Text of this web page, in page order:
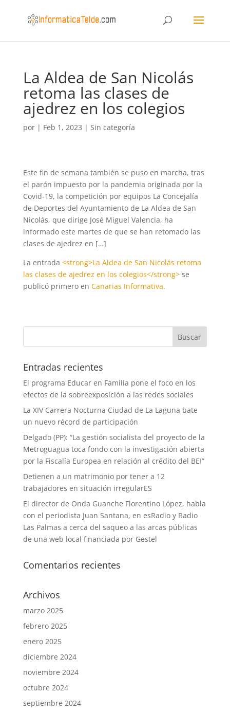
La Aldea de San Nicolás
retoma las clases de
ajedrez en los colegios
por | Feb 1, 2023 | Sin categoría
Este fin de semana también se puso en marcha, tras
el parón impuesto por la pandemia originada por la
Covid-19, la competición por equipos La Concejalía
de Deportes del Ayuntamiento de La Aldea de San
Nicolás, que dirige José Miguel Valencia, ha
informado este martes de que se han retomado las
clases de ajedrez en […]
La entrada <strong>La Aldea de San Nicolás retoma
las clases de ajedrez en los colegios</strong>se
publicó primero en Canarias Informativa.
Entradas recientes
El programa Educar en Familia pone el foco en los
efectos de la sobreexposición a las redes sociales
La XIV Carrera Nocturna Ciudad de La Laguna bate
un nuevo récord de participación
Delgado (PP): “La gestión socialista del proyecto de la
Metroguagua toca fondo con la investigación abierta
por la Fiscalía Europea en relación al crédito del BEI”
Detienen a un matrimonio por tener a 12
trabajadores en situación irregularES
El director de Onda Guanche Florentino López, habla
con el periodista Juan Santana, en esRadio y Radio
Las Palmas a cerca del saqueo a las arcas públicas
de una web local financiada por Gestel
Comentarios recientes
Archivos
marzo 2025
febrero 2025
enero 2025
diciembre 2024
noviembre 2024
octubre 2024
septiembre 2024